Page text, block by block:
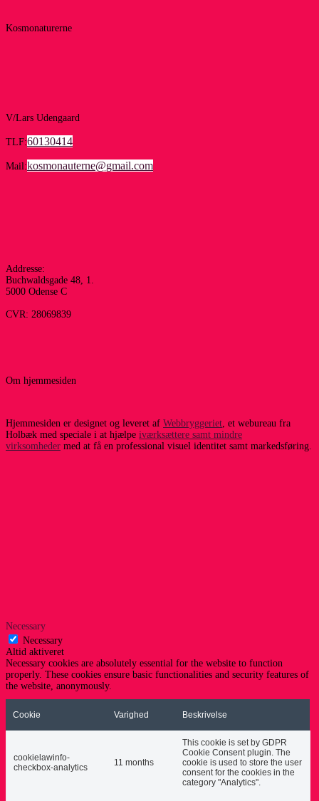
Kosmonaturerne
V/Lars Udengaard
TLF:60130414
Mail:kosmonauterne@gmail.com
Addresse:
Buchwaldsgade 48, 1.
5000 Odense C
CVR: 28069839
Om hjemmesiden
Hjemmesiden er designet og leveret af Webbryggeriet , et webureau fra
Holbæk med speciale i at hjælpe iværksættere samt mindre
virksomheder med at få en professional visuel identitet samt markedsføring.
Necessary
Necessary
Altid aktiveret
Necessary cookies are absolutely essential for the website to function
properly. These cookies ensure basic functionalities and security features of
the website, anonymously.
Cookie Varighed Beskrivelse
cookielawinfo-
checkbox-analytics
11 months
This cookie is set by GDPR
Cookie Consent plugin. The
cookie is used to store the user
consent for the cookies in the
category "Analytics".